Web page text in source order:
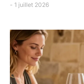
1 juillet 2026